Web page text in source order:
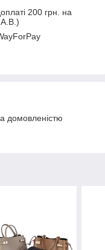
200 грн. на
А.В.)
домовленістю